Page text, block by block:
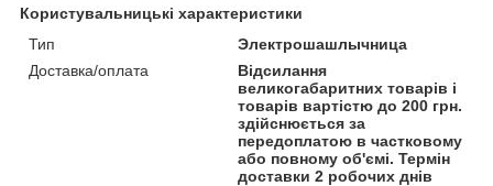
Користувальницькі характеристики
Тип
Электрошашлычница
Доставка/оплата
Відсилання
великогабаритних товарів і
товарів вартістю до 200 грн.
здійснюється за
передоплатою в частковому
або повному об'ємі. Термін
доставки 2 робочих днів